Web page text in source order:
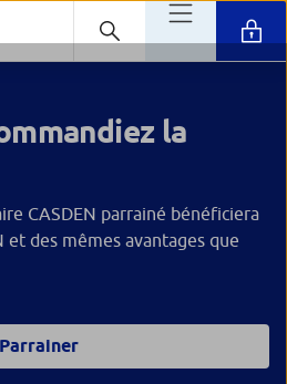
la
CASDEN parrainé bénéficiera
et des mêmes avantages que
Parrainer